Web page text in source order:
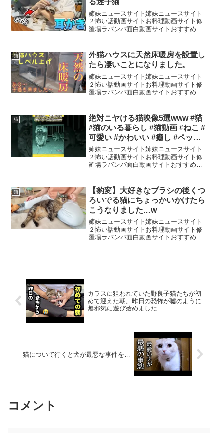
姉妹ニュースサイト姉妹ニュースサイト
２怖い話動画サイトお料理動画サイト修
羅場ラバンバ面白動画サイトおすすめ動
セージ生徒会（サポートメンバー）】今
まで出してなかった様な「...
猫
外猫ハウスに天然床暖房を設置し
たら凄いことになりました。
姉妹ニュースサイト姉妹ニュースサイト
２怖い話動画サイトお料理動画サイト修
羅場ラバンバ面白動画サイトおすすめ動
あったポンコツ芝刈り機の中で産声をあ
げた白い子猫の発見から物...
猫
絶対ニヤける猫映像5選www #猫
#猫のいる暮らし #猫動画 #ねこ #
可愛い #かわいい #癒し #ペット
#動物 #2ch #shorts
姉妹ニュースサイト姉妹ニュースサイト
２怖い話動画サイトお料理動画サイト修
羅場ラバンバ面白動画サイトおすすめ動
猫
【豹変】大好きなブラシの後くつ
ろいでる猫にちょっかいかけたら
こうなりました…w
姉妹ニュースサイト姉妹ニュースサイト
２怖い話動画サイトお料理動画サイト修
羅場ラバンバ面白動画サイトおすすめ動
カラスに狙われていた野良子猫たちが初
めて迎えた朝。昨日の恐怖が嘘のように
無邪気に遊び始めました
猫について行くと犬が最悪な事件を…
コメント